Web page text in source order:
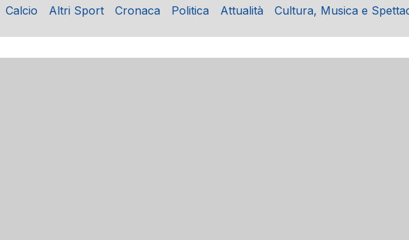
Calcio Altri Sport Cronaca Politica Attualità Cultura, Musica e